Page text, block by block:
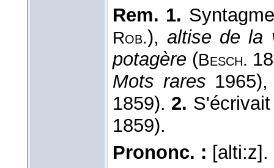
Rem. 1.
Rob.),altise de la
potagère (Besch.
Mots rares
1859). 2.
1859).
Prononc. : [alti:z].